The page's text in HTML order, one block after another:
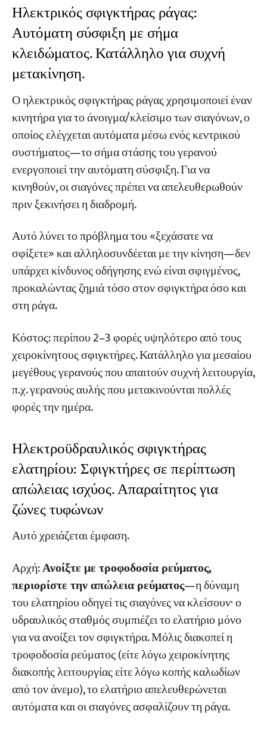
Ηλεκτρικός σφιγκτήρας ράγας:
Αυτόματη σύσφιξη με σήμα
κλειδώματος. Κατάλληλο για συχνή
μετακίνηση.
Ο ηλεκτρικός σφιγκτήρας ράγας χρησιμοποιεί έναν
κινητήρα για το άνοιγμα/κλείσιμο των σιαγόνων, ο
οποίος ελέγχεται αυτόματα μέσω ενός κεντρικού
συστήματος—το σήμα στάσης του γερανού
ενεργοποιεί την αυτόματη σύσφιξη. Για να
κινηθούν, οι σιαγόνες πρέπει να απελευθερωθούν
πριν ξεκινήσει η διαδρομή.
Αυτό λύνει το πρόβλημα του «ξεχάσατε να
σφίξετε» και αλληλοσυνδέεται με την κίνηση—δεν
υπάρχει κίνδυνος οδήγησης ενώ είναι σφιγμένος,
προκαλώντας ζημιά τόσο στον σφιγκτήρα όσο και
στη ράγα.
Κόστος: περίπου 2–3 φορές υψηλότερο από τους
χειροκίνητους σφιγκτήρες. Κατάλληλο για μεσαίου
μεγέθους γερανούς που απαιτούν συχνή λειτουργία,
π.χ. γερανούς αυλής που μετακινούνται πολλές
φορές την ημέρα.
Ηλεκτροϋδραυλικός σφιγκτήρας
ελατηρίου: Σφιγκτήρες σε περίπτωση
απώλειας ισχύος. Απαραίτητος για
ζώνες τυφώνων
Αυτό χρειάζεται έμφαση.
Αρχή:Ανοίξτε με τροφοδοσία ρεύματος,
περιορίστε την απώλεια ρεύματος—η δύναμη
του ελατηρίου οδηγεί τις σιαγόνες να κλείσουν· ο
υδραυλικός σταθμός συμπιέζει το ελατήριο μόνο
για να ανοίξει τον σφιγκτήρα. Μόλις διακοπεί η
τροφοδοσία ρεύματος (είτε λόγω χειροκίνητης
διακοπής λειτουργίας είτε λόγω κοπής καλωδίων
από τον άνεμο), το ελατήριο απελευθερώνεται
αυτόματα και οι σιαγόνες ασφαλίζουν τη ράγα.